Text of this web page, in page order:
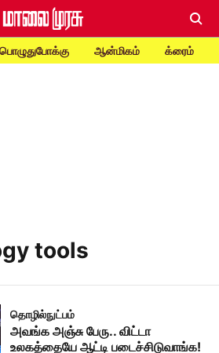
பொழுதுபோக்கு ஆன்மிகம் க்ரைம்
tools
தொழில்நுட்பம்
அவங்க அஞ்சு பேரு.. விட்டா
உலகத்தையே ஆட்டி படைச்சிடுவாங்க!